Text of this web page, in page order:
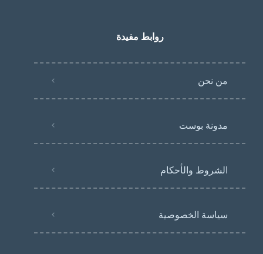
روابط مفيدة
من نحن
مدونة بوست
الشروط والأحكام
سياسة الخصوصية